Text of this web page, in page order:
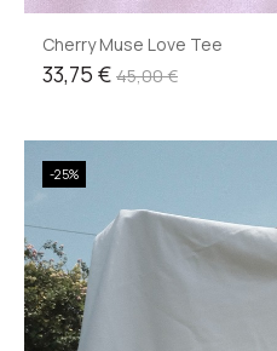
Cherry Muse Love Tee
33,75 € 45,00 €
-25%